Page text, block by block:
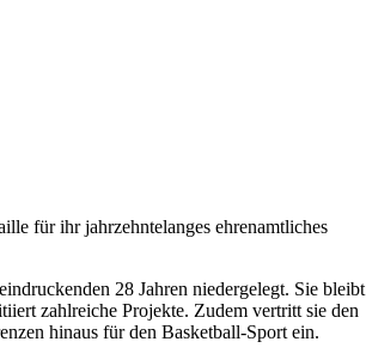
für ihr jahrzehntelanges ehrenamtliches
28 Jahren niedergelegt. Sie bleibt
zahlreiche Projekte. Zudem vertritt sie den
hinaus für den Basketball-Sport ein.